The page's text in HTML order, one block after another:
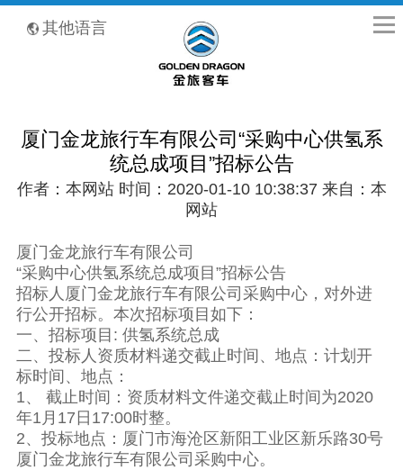
其他语言
厦门金龙旅行车有限公司“采购中心供氢系
统总成项目”招标公告
作者：本网站 时间：2020-01-10 10:38:37 来自：本
网站
厦门金龙旅行车有限公司
“采购中心供氢系统总成项目”招标公告
招标人厦门金龙旅行车有限公司采购中心，对外进
行公开招标。本次招标项目如下：
一、招标项目: 供氢系统总成
二、投标人资质材料递交截止时间、地点：计划开
标时间、地点：
1、 截止时间：资质材料文件递交截止时间为2020
年1月17日17:00时整。
2、投标地点：厦门市海沧区新阳工业区新乐路30号
厦门金龙旅行车有限公司采购中心。